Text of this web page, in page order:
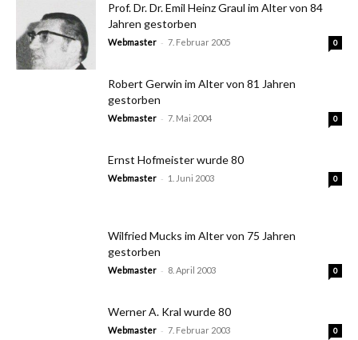
Prof. Dr. Dr. Emil Heinz Graul im Alter von 84
Jahren gestorben
Webmaster - 7. Februar 2005 0
Robert Gerwin im Alter von 81 Jahren
gestorben
Webmaster - 7. Mai 2004 0
Ernst Hofmeister wurde 80
Webmaster - 1. Juni 2003 0
Wilfried Mucks im Alter von 75 Jahren
gestorben
Webmaster - 8. April 2003 0
Werner A. Kral wurde 80
Webmaster - 7. Februar 2003 0